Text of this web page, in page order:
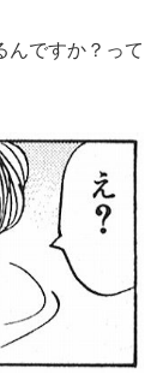
んですか？って